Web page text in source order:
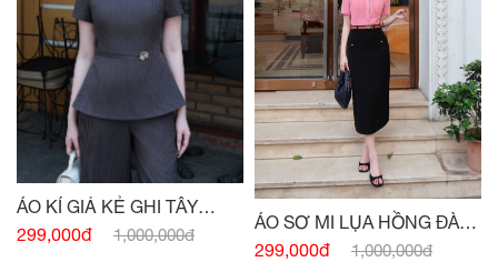
ÁO KÍ GIẢ KẺ GHI TÂY
ĐÍNH CHARM EO
299,000đ 1,000,000đ
ÁO SƠ MI LỤA HỒNG ĐÀO
CỘC TAY BẤU MI
299,000đ 1,000,000đ